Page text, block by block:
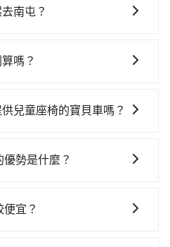
站！不過從最早一班車06:34
近的雲林高鐵站，叫一輛計
的高鐵從雲林站前往台中高
的地。全程加上轉車時間共1
0.4%，換句話說，臨時要叫
南屯？
你當天就要來回，那在雲林
螺到南屯的花費預估為
，但額外的汽車保險與可能
，更是沒有較大的七人座或
嗎？
到車，也可考慮打電話至西
林縣僅有合法計程車約200
有35%會採現場議價，建議
兒童座椅的寶貝車嗎？
身高不足的幼童無法正常綁
座椅或4歲以上的增高墊，
勢是什麼？
者都給予了高分評價。此
宜？